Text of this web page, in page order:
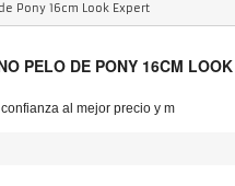
Pony 16cm Look Expert
PELO DE PONY 16CM
al mejor precio y m